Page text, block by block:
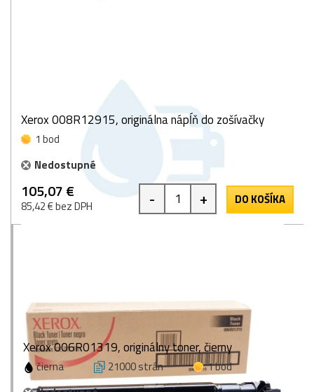
Xerox 008R12915, originálna nápĺň do zošívačky
1 bod
Nedostupné
105,07 €
85,42 € bez DPH - + DO KOŠÍKA
Xerox 006R01319, originálny toner, čierny
čierna 21000 strán
1 bod